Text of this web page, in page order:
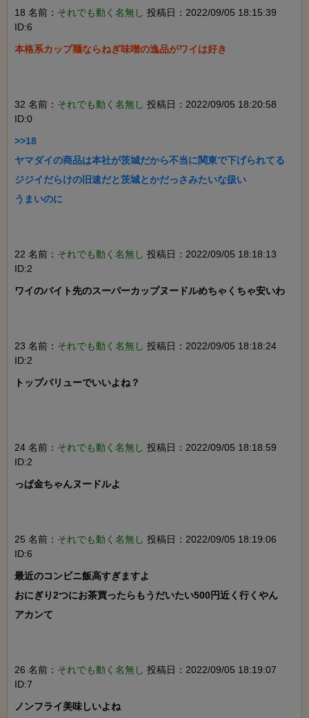
18 名前： それでも動く名無し 投稿日：2022/09/05 18:15:39
ID:6
本格系カップ麺ならねぎ味噌の逸品がワイは好き
32 名前： それでも動く名無し 投稿日：2022/09/05 18:20:58
ID:0
>>18
ヤマダイの商品は本社が茨城だから不当に関東で下げられてる
ジジイだらけの旧速だと茨城とかだっさみたいな扱い
うまいのに
22 名前： それでも動く名無し 投稿日：2022/09/05 18:18:13
ID:2
ワイのバイト先のスーパーカップヌードルめちゃくちゃ安いわ
23 名前： それでも動く名無し 投稿日：2022/09/05 18:18:24
ID:2
トップバリューでいいよね？
24 名前： それでも動く名無し 投稿日：2022/09/05 18:18:59
ID:2
っぱ金ちゃんヌードルよ
25 名前： それでも動く名無し 投稿日：2022/09/05 18:19:06
ID:6
最近のコンビニ飯高すぎますよ
おにぎり2つにお茶買ったらもうだいたい500円近く行くやん
アカンて
26 名前： それでも動く名無し 投稿日：2022/09/05 18:19:07
ID:7
ノンフライ美味しいよね